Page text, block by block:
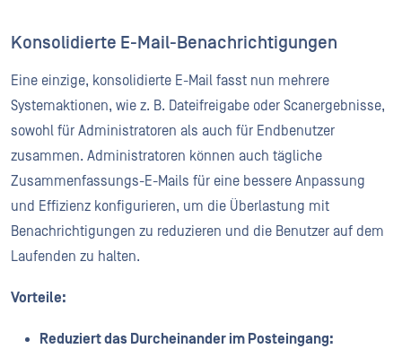
Konsolidierte E-Mail-Benachrichtigungen
Eine einzige, konsolidierte E-Mail fasst nun mehrere
Systemaktionen, wie z. B. Dateifreigabe oder Scanergebnisse,
sowohl für Administratoren als auch für Endbenutzer
zusammen. Administratoren können auch tägliche
Zusammenfassungs-E-Mails für eine bessere Anpassung
und Effizienz konfigurieren, um die Überlastung mit
Benachrichtigungen zu reduzieren und die Benutzer auf dem
Laufenden zu halten.
Vorteile:
Reduziert das Durcheinander im Posteingang: